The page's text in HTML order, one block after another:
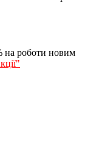
на роботи новим